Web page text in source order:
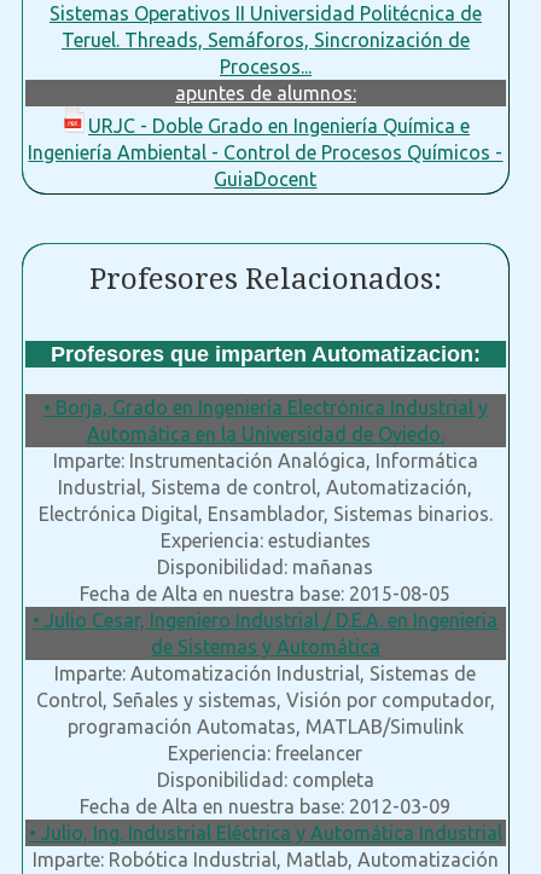
Sistemas Operativos II Universidad Politécnica de
Teruel. Threads, Semáforos, Sincronización de
Procesos...
apuntes de alumnos:
URJC - Doble Grado en Ingeniería Química e
Ingeniería Ambiental - Control de Procesos Químicos -
GuiaDocent
Profesores Relacionados:
Profesores que imparten Automatizacion:
• Borja, Grado en Ingeniería Electrónica Industrial y
Automática en la Universidad de Oviedo.
Imparte: Instrumentación Analógica, Informática
Industrial, Sistema de control, Automatización,
Electrónica Digital, Ensamblador, Sistemas binarios.
Experiencia: estudiantes
Disponibilidad: mañanas
Fecha de Alta en nuestra base: 2015-08-05
• Julio Cesar, Ingeniero Industrial / D.E.A. en Ingenieria
de Sistemas y Automática
Imparte: Automatización Industrial, Sistemas de
Control, Señales y sistemas, Visión por computador,
programación Automatas, MATLAB/Simulink
Experiencia: freelancer
Disponibilidad: completa
Fecha de Alta en nuestra base: 2012-03-09
• Julio, Ing. Industrial Eléctrica y Automática Industrial
Imparte: Robótica Industrial, Matlab, Automatización